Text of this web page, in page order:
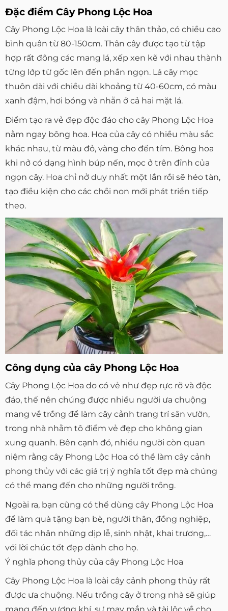
Đặc điểm Cây Phong Lộc Hoa
Cây Phong Lộc Hoa là loài cây thân thảo, có chiều cao
bình quân từ 80-150cm. Thân cây được tạo từ tập
hợp rất đông các mang lá, xếp xen kẽ với nhau thành
từng lớp từ gốc lên đến phần ngọn. Lá cây mọc
thuôn dài với chiều dài khoảng từ 40-60cm, có màu
xanh đậm, hơi bóng và nhẵn ở cả hai mặt lá.
Điểm tạo ra vẻ đẹp độc đáo cho cây Phong Lộc Hoa
nằm ngay bông hoa. Hoa của cây có nhiều màu sắc
khác nhau, từ màu đỏ, vàng cho đến tím. Bông hoa
khi nở có dạng hình búp nến, mọc ở trên đỉnh của
ngọn cây. Hoa chỉ nở duy nhất một lần rồi sẽ héo tàn,
tạo điều kiện cho các chồi non mới phát triển tiếp
theo.
Công dụng của cây Phong Lộc Hoa
Cây Phong Lộc Hoa do có vẻ như đẹp rực rỡ và độc
đáo, thế nên chúng được nhiều người ưa chuộng
mang về trồng để làm cây cảnh trang trí sân vườn,
trong nhà nhằm tô điểm vẻ đẹp cho không gian
xung quanh. Bên cạnh đó, nhiều người còn quan
niệm rằng cây Phong Lộc Hoa có thể làm cây cảnh
phong thủy với các giá trị ý nghĩa tốt đẹp mà chúng
có thể mang đến cho những người trồng.
Ngoài ra, bạn cũng có thể dùng cây Phong Lộc Hoa
để làm quà tặng bạn bè, người thân, đồng nghiệp,
đối tác nhân những dịp lễ, sinh nhật, khai trương,…
với lời chúc tốt đẹp dành cho họ.
Ý nghĩa phong thủy của cây Phong Lộc Hoa
Cây Phong Lộc Hoa là loài cây cảnh phong thủy rất
được ưa chuộng. Nếu trồng cây ở trong nhà sẽ giúp